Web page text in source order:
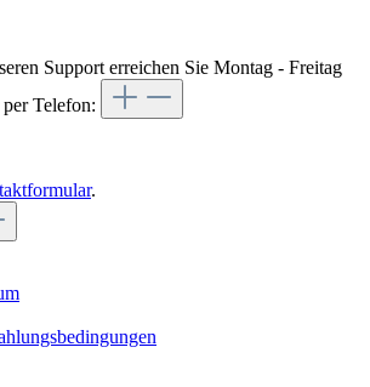
Support erreichen Sie Montag - Freitag
Telefon:
.